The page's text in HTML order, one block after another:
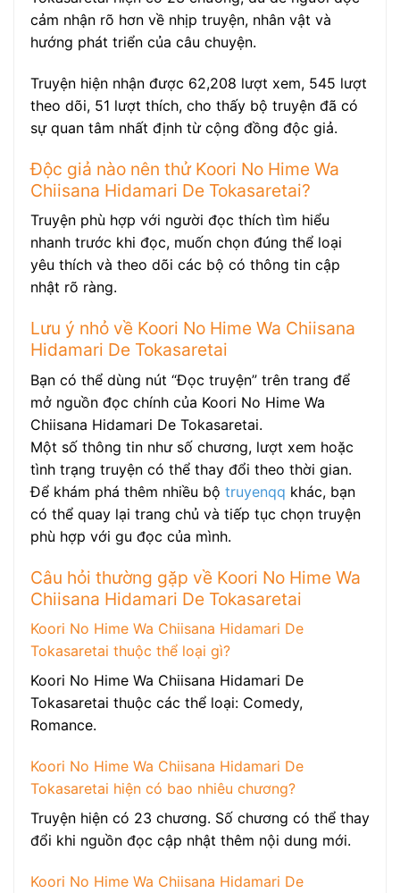
cảm nhận rõ hơn về nhịp truyện, nhân vật và
hướng phát triển của câu chuyện.
Truyện hiện nhận được 62,208 lượt xem, 545 lượt
theo dõi, 51 lượt thích, cho thấy bộ truyện đã có
sự quan tâm nhất định từ cộng đồng độc giả.
Độc giả nào nên thử Koori No Hime Wa
Chiisana Hidamari De Tokasaretai?
Truyện phù hợp với người đọc thích tìm hiểu
nhanh trước khi đọc, muốn chọn đúng thể loại
yêu thích và theo dõi các bộ có thông tin cập
nhật rõ ràng.
Lưu ý nhỏ về Koori No Hime Wa Chiisana
Hidamari De Tokasaretai
Bạn có thể dùng nút “Đọc truyện” trên trang để
mở nguồn đọc chính của Koori No Hime Wa
Chiisana Hidamari De Tokasaretai.
Một số thông tin như số chương, lượt xem hoặc
tình trạng truyện có thể thay đổi theo thời gian.
Để khám phá thêm nhiều bộ truyenqq khác, bạn
có thể quay lại trang chủ và tiếp tục chọn truyện
phù hợp với gu đọc của mình.
Câu hỏi thường gặp về Koori No Hime Wa
Chiisana Hidamari De Tokasaretai
Koori No Hime Wa Chiisana Hidamari De
Tokasaretai thuộc thể loại gì?
Koori No Hime Wa Chiisana Hidamari De
Tokasaretai thuộc các thể loại: Comedy,
Romance.
Koori No Hime Wa Chiisana Hidamari De
Tokasaretai hiện có bao nhiêu chương?
Truyện hiện có 23 chương. Số chương có thể thay
đổi khi nguồn đọc cập nhật thêm nội dung mới.
Koori No Hime Wa Chiisana Hidamari De